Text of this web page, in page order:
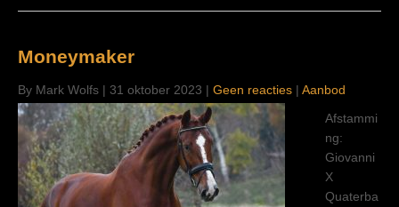
Moneymaker
By Mark Wolfs | 31 oktober 2023 | Geen reacties | Aanbod
Afstammi
ng:
Giovanni
X
Quaterba